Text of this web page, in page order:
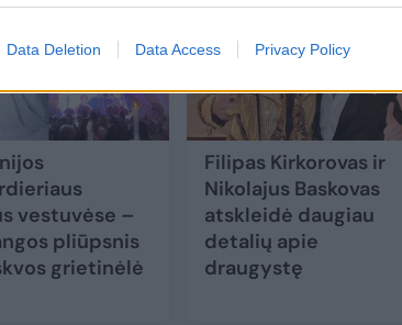
Data Deletion Data Access Privacy Policy
vestuvėse –
pliūpsnis
grietinėlė
Filipas Kirkorovas ir
Nikolajus Baskovas
atskleidė daugiau
detalių apie
draugystę